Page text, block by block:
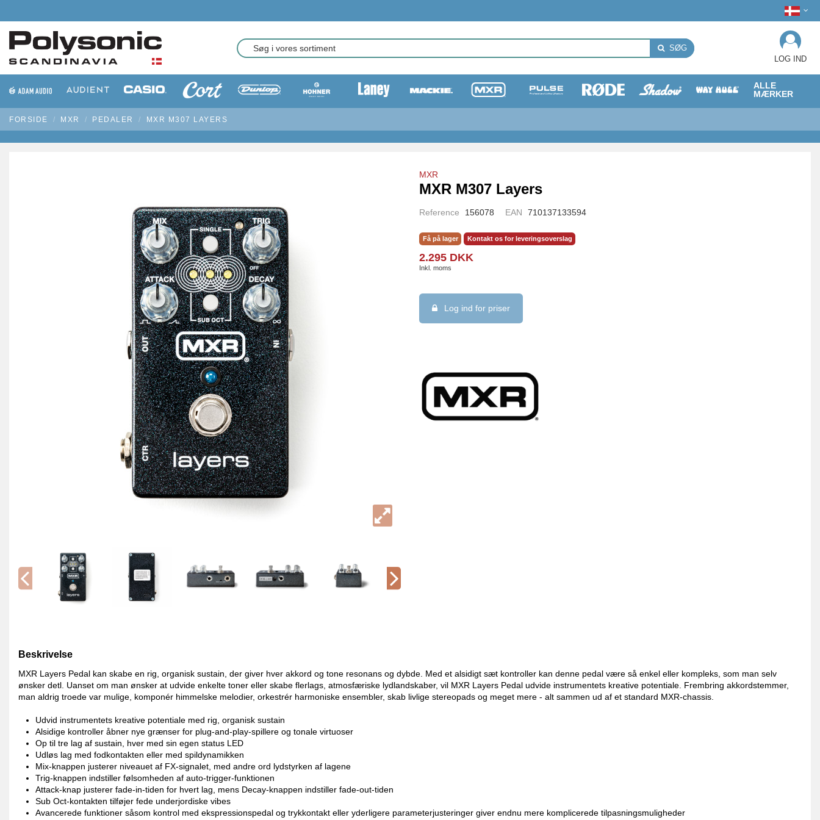
SØG
LOG IND
ALLE
MÆRKER
FORSIDE MXR PEDALER MXR M307 LAYERS
MXR
MXR M307 Layers
Reference 156078 EAN 710137133594
Få på lager Kontakt os for leveringsoverslag
2.295 DKK
Inkl. moms
Log ind for priser
Beskrivelse
MXR Layers Pedal kan skabe en rig, organisk sustain, der giver hver akkord og tone resonans og dybde. Med et alsidigt sæt kontroller kan denne pedal være så enkel eller kompleks, som man selv
ønsker detl. Uanset om man ønsker at udvide enkelte toner eller skabe flerlags, atmosfæriske lydlandskaber, vil MXR Layers Pedal udvide instrumentets kreative potentiale. Frembring akkordstemmer,
man aldrig troede var mulige, komponér himmelske melodier, orkestrér harmoniske ensembler, skab livlige stereopads og meget mere - alt sammen ud af et standard MXR-chassis.
Udvid instrumentets kreative potentiale med rig, organisk sustain
Alsidige kontroller åbner nye grænser for plug-and-play-spillere og tonale virtuoser
Op til tre lag af sustain, hver med sin egen status LED
Udløs lag med fodkontakten eller med spildynamikken
Mix-knappen justerer niveauet af FX-signalet, med andre ord lydstyrken af ​​lagene
Trig-knappen indstiller følsomheden af ​​auto-trigger-funktionen
Attack-knap justerer fade-in-tiden for hvert lag, mens Decay-knappen indstiller fade-out-tiden
Sub Oct-kontakten tilføjer fede underjordiske vibes
Avancerede funktioner såsom kontrol med ekspressionspedal og trykkontakt eller yderligere parameterjusteringer giver endnu mere komplicerede tilpasningsmuligheder